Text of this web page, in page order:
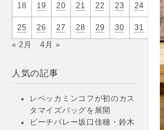
18 19 20 21 22 23 24
25 26 27 28 29 30 31
« 2月 4月 »
人気の記事
レベッカミンコフが初のカス
タマイズバッグを展開
ビーチバレー坂口佳穗・鈴木